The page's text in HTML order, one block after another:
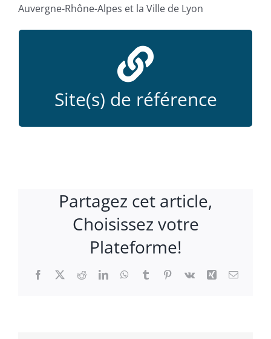
Auvergne-Rhône-Alpes et la Ville de Lyon
Site(s) de référence
L'exposition "Les rêves d'une dameuse"
L'atelier marionnettes
Partagez cet article,
Choisissez votre
Plateforme!
Facebook
X RedditLinkedInWhatsApp
TumblrPinterest
Vk Xing Email